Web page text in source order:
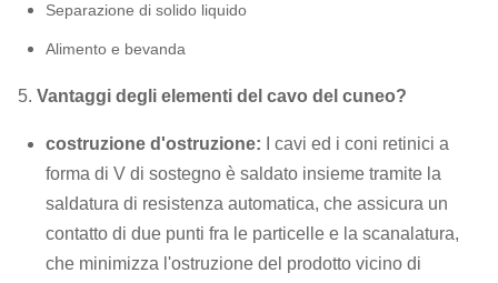
Separazione di solido liquido
Alimento e bevanda
5. Vantaggi degli elementi del cavo del cuneo?
costruzione d'ostruzione:
I cavi ed i coni retinici a
forma di V di sostegno è saldato insieme tramite la
saldatura di resistenza automatica, che assicura un
contatto di due punti fra le particelle e la scanalatura,
che minimizza l'ostruzione del prodotto vicino di